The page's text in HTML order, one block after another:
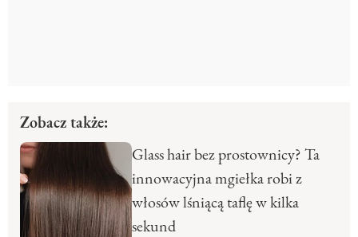
Zobacz także:
Glass hair bez prostownicy? Ta
innowacyjna mgiełka robi z
włosów lśniącą taflę w kilka
sekund